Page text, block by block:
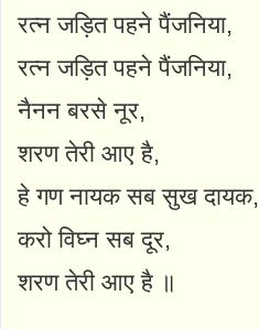
रत्न जड़ित पहने पैंजनिया,
रत्न जड़ित पहने पैंजनिया,
नैनन बरसे नूर,
शरण तेरी आए है,
हे गण नायक सब सुख दायक,
करो विघ्न सब दूर,
शरण तेरी आए है ॥